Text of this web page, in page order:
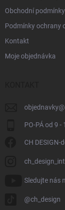
Obchodní podmínky
Podmínky ochrany
Kontakt
Moje objednávka
objednavky@
PO-PÁ od 9
CH
Sledujte nás
@ch_design